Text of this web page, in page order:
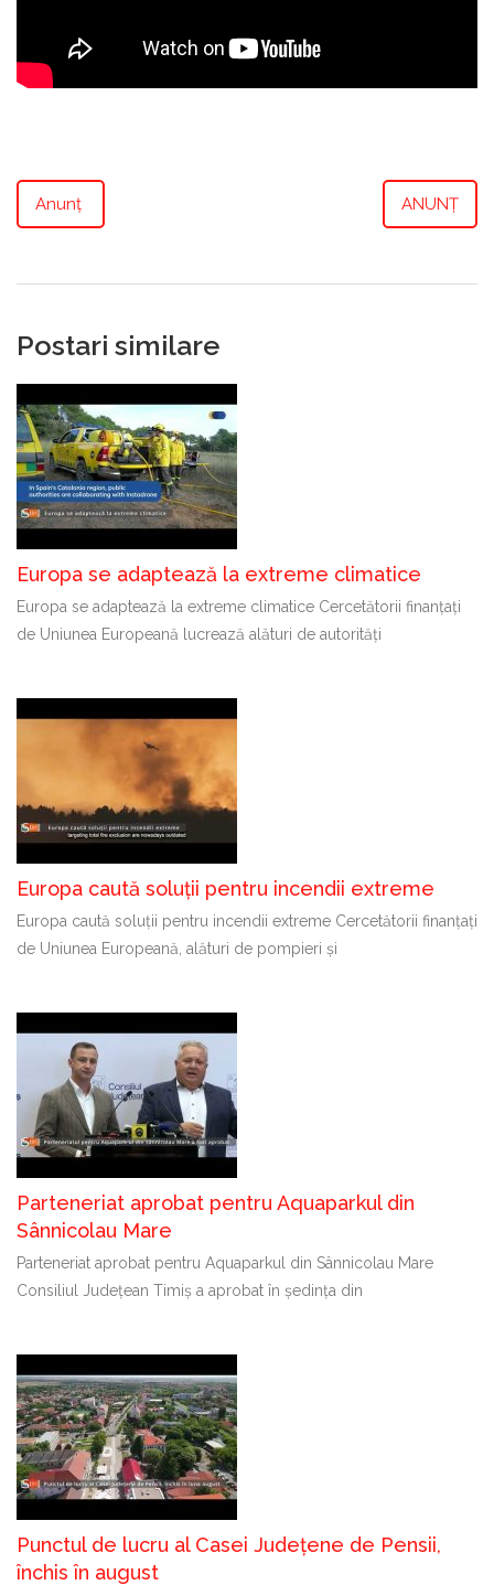
Anunț ANUNȚ
Postari similare
Europa se adaptează la extreme climatice
Europa se adaptează la extreme climatice Cercetătorii finanțați
de Uniunea Europeană lucrează alături de autorități
Europa caută soluții pentru incendii extreme
Europa caută soluții pentru incendii extreme Cercetătorii finanțați
de Uniunea Europeană, alături de pompieri și
Parteneriat aprobat pentru Aquaparkul din
Sânnicolau Mare
Parteneriat aprobat pentru Aquaparkul din Sânnicolau Mare
Consiliul Județean Timiș a aprobat în ședința din
Punctul de lucru al Casei Județene de Pensii,
închis în august